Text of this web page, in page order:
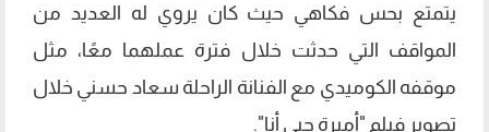
يتمتع بحس فكاهي حيث كان يروي له العديد من
المواقف التي حدثت خلال فترة عملهما معًا، مثل
موقفه الكوميدي مع الفنانة الراحلة سعاد حسني خلال
تصوير فيلم "أميرة حبي أنا".